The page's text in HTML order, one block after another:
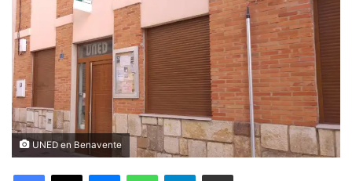
UNED en Benavente
Facebook
X MessengerWhatsAppTelegramCompartir via Email